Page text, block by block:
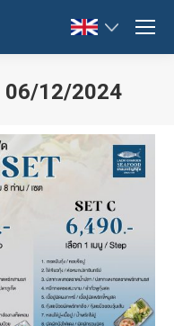
06/12/2024